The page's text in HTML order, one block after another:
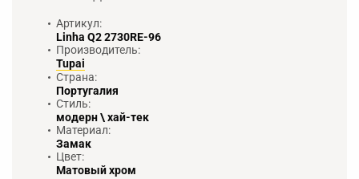
Артикул:
Linha Q2 2730RE-96
Производитель:
Tupai
Страна:
Португалия
Стиль:
модерн \ хай-тек
Материал:
Замак
Цвет:
Матовый хром